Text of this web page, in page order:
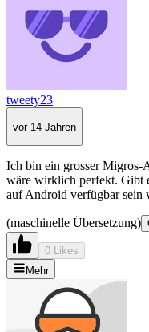
tweety23
vor 14 Jahren
Ich bin ein grosser Migros-
wäre wirklich perfekt. Gibt
auf Android verfügbar sein
(maschinelle Übersetzung)
0 Likes
Mehr